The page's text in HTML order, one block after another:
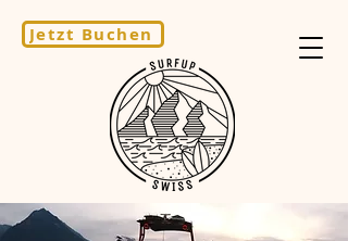
Jetzt Buchen